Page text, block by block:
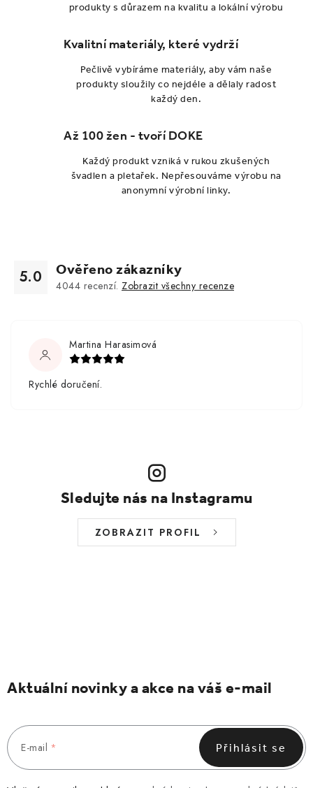
produkty s důrazem na kvalitu a lokální výrobu
Kvalitní materiály, které vydrží
Pečlivě vybíráme materiály, aby vám naše
produkty sloužily co nejdéle a dělaly radost
každý den.
Až 100 žen - tvoří DOKE
Každý produkt vzniká v rukou zkušených
švadlen a pletařek. Nepřesouváme výrobu na
anonymní výrobní linky.
5.0 Ověřeno zákazníky
4044 recenzí. Zobrazit všechny recenze
Martina Harasimová
Rychlé doručení.
Sledujte nás na Instagramu
ZOBRAZIT PROFIL
Aktuální novinky a akce na váš e-mail
E-mail Přihlásit se